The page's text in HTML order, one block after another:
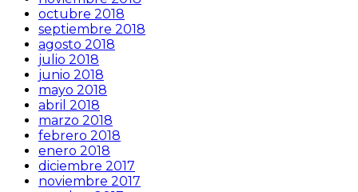
octubre 2018
septiembre 2018
agosto 2018
julio 2018
junio 2018
mayo 2018
abril 2018
marzo 2018
febrero 2018
enero 2018
diciembre 2017
noviembre 2017